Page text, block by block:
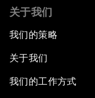
关于我们
我们的策略
关于我们
我们的工作方式